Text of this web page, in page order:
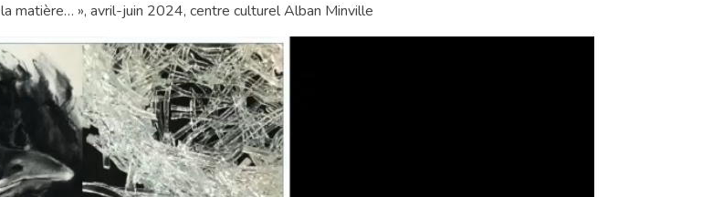
matière… », avril-juin 2024, centre culturel Alban Minville